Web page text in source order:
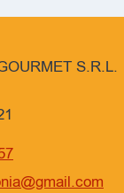
S.R.L.